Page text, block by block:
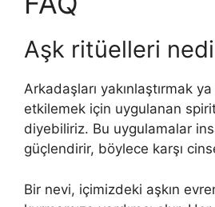
Aşk ritüelleri
Arkadaşları yakınlaştırmak
etkilemek için uygulanan
diyebiliriz. Bu uygulamalar
güçlendirir, böylece karşı
Bir nevi, içimizdeki aşkın